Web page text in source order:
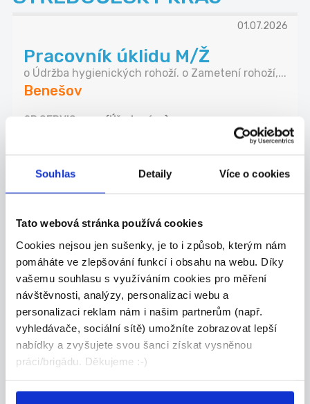
Souhlas Detaily Více o cookies
Tato webová stránka používá cookies
Cookies nejsou jen sušenky, je to i způsob, kterým nám
pomáháte ve zlepšování funkcí i obsahu na webu. Díky
vašemu souhlasu s využíváním cookies pro měření
návštěvnosti, analýzy, personalizaci webu a
personalizaci reklam nám i našim partnerům (např.
vyhledávače, sociální sítě) umožníte zobrazovat lepší
nabídky a zvyšujete svou šanci získat vysněnou
práci/brigádu. Děkujeme :-)
01.07.2026
Pracovník úklidu M/Ž
o Údržba hygienických rohoží. o Zametení rohoží,...
Benešov
2P SERVIS s.r.o. (Úřad práce)
Učitel/ka II. stupně
Benešov
Základní škola Krhanice, okres Benešov (Úřad
práce)
19.06.2026
Asistent/ka pedagoga
Závodní stravování, příspěvek na penzijní připoj...